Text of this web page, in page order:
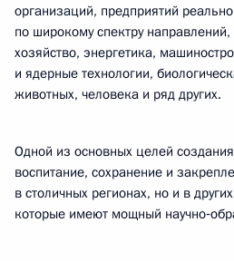
организаций, предприятий
по широкому спектру
хозяйство, энергетика,
и ядерные технологии,
животных, человека и ряд других.
Одной из основных целей
воспитание, сохранение и
в столичных регионах, но и в
которые имеют мощный